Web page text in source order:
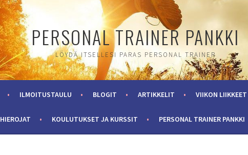
PERSONAL TRAINER PANKKI
LÖYDÄ ITSELLESI PARAS PERSONAL TRAINER
ILMOITUSTAULU BLOGIT ARTIKKELIT VIIKON LIIKKEET
HIEROJAT KOULUTUKSET JA KURSSIT PERSONAL TRAINER PANKKI